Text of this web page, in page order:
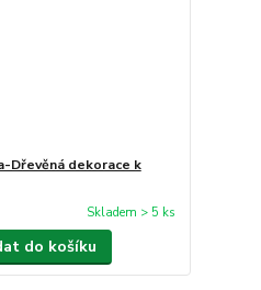
Dřevěná dekorace k
Skladem > 5 ks
do košíku